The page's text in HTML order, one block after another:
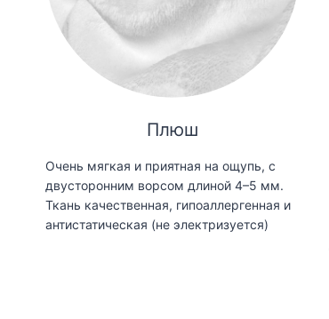
Плюш
Очень мягкая и приятная на ощупь, с
двусторонним ворсом длиной 4–5 мм.
Ткань качественная, гипоаллергенная и
антистатическая (не электризуется)